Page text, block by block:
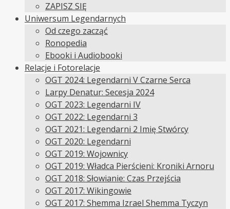
ZAPISZ SIĘ
Uniwersum Legendarnych
Od czego zacząć
Ronopedia
Ebooki i Audiobooki
Relacje i Fotorelacje
OGT 2024: Legendarni V Czarne Serca
Larpy Denatur: Secesja 2024
OGT 2023: Legendarni IV
OGT 2022: Legendarni 3
OGT 2021: Legendarni 2 Imię Stwórcy
OGT 2020: Legendarni
OGT 2019: Wojownicy
OGT 2019: Władca Pierścieni: Kroniki Arnoru
OGT 2018: Słowianie: Czas Przejścia
OGT 2017: Wikingowie
OGT 2017: Shemma Izrael Shemma Tyczyn